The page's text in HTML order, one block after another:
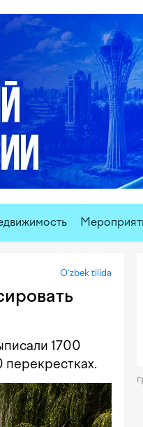
O‘zbek tilida
1700